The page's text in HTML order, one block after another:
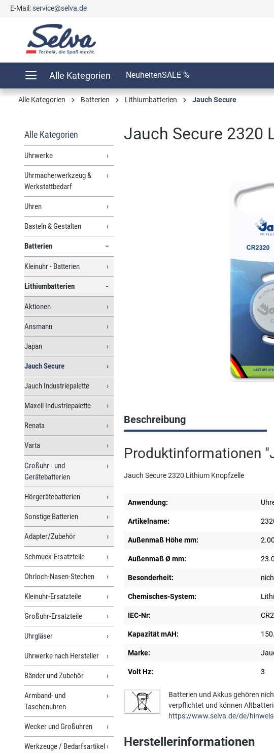
Zur Hauptnavigation springen
E-Mail:service@selva.de
Alle Kategorien NeuheitenSALE %
Alle Kategorien Batterien Lithiumbatterien Jauch Secure
Alle Kategorien
Uhrwerke
Uhrmacherwerkzeug &
Werkstattbedarf
Uhren
Basteln & Gestalten
Batterien
Kleinuhr - Batterien
Lithiumbatterien
Aktionen
Ansmann
Japan
Jauch Secure
Jauch Industriepalette
Maxell Industriepalette
Renata
Varta
Großuhr - und
Gerätebatterien
Hörgerätebatterien
Sonstige Batterien
Adapter/Zubehör
Schmuck-Ersatzteile
Ohrloch-Nasen-Stechen
Kleinuhr-Ersatzteile
Großuhr-Ersatzteile
Uhrgläser
Uhrwerke nach Hersteller
Bänder und Zubehör
Armband- und
Taschenuhren
Wecker und Großuhren
Werkzeuge / Bedarfsartikel
Jauch Secure 2320
Beschreibung
Produktinformationen
Jauch Secure 2320 Lithium Knopfzelle
Anwendung:
Artikelname:
Außenmaß Höhe mm: 2.00
Außenmaß Ø mm:
Besonderheit:
Chemisches-System:
IEC-Nr:
Kapazität mAH:
Marke:
Volt Hz: 3
Batterien und Akkus gehören
verpflichtet und können
https://www.selva.de/de/
Herstellerinformationen